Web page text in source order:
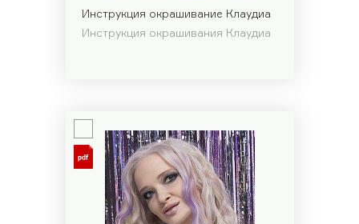
Инструкция окрашивание Клаудиа
Инструкция окрашивания Клаудиа